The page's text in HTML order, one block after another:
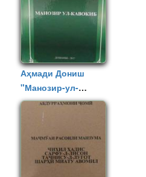
Аҳмади Дониш
"Манозир-ул-
кавокиб"